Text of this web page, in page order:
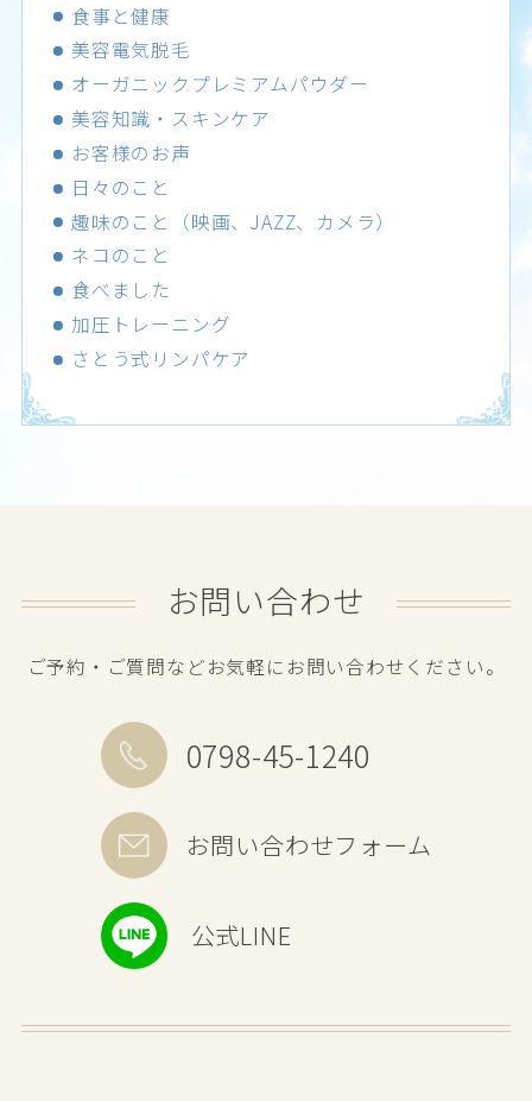
食事と健康
美容電気脱毛
オーガニックプレミアムパウダー
美容知識・スキンケア
お客様のお声
日々のこと
趣味のこと（映画、JAZZ、カメラ）
ネコのこと
食べました
加圧トレーニング
さとう式リンパケア
お問い合わせ
ご予約・ご質問などお気軽にお問い合わせください。
0798-45-1240
お問い合わせフォーム
公式LINE